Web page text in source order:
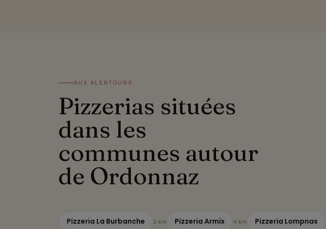
AUX ALENTOURS
Pizzerias situées
dans les
communes autour
de Ordonnaz
Pizzeria La Burbanche 2 km Pizzeria Armix 4 km Pizzeria Lompnas